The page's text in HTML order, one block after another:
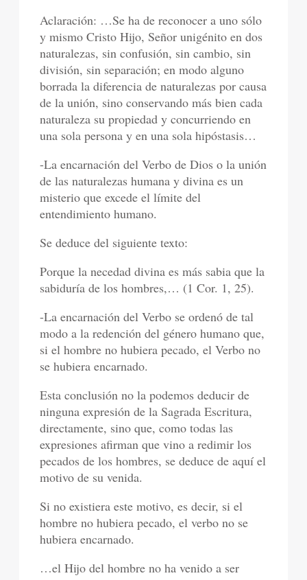
Aclaración: …Se ha de reconocer a uno sólo
y mismo Cristo Hijo, Señor unigénito en dos
naturalezas, sin confusión, sin cambio, sin
división, sin separación; en modo alguno
borrada la diferencia de naturalezas por causa
de la unión, sino conservando más bien cada
naturaleza su propiedad y concurriendo en
una sola persona y en una sola hipóstasis…
-La encarnación del Verbo de Dios o la unión
de las naturalezas humana y divina es un
misterio que excede el límite del
entendimiento humano.
Se deduce del siguiente texto:
Porque la necedad divina es más sabia que la
sabiduría de los hombres,… (1 Cor. 1, 25).
-La encarnación del Verbo se ordenó de tal
modo a la redención del género humano que,
si el hombre no hubiera pecado, el Verbo no
se hubiera encarnado.
Esta conclusión no la podemos deducir de
ninguna expresión de la Sagrada Escritura,
directamente, sino que, como todas las
expresiones afirman que vino a redimir los
pecados de los hombres, se deduce de aquí el
motivo de su venida.
Si no existiera este motivo, es decir, si el
hombre no hubiera pecado, el verbo no se
hubiera encarnado.
…el Hijo del hombre no ha venido a ser